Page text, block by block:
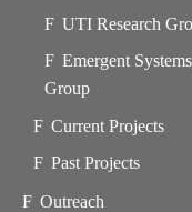
UTI Research
Emergent
Group
Current Projects
Past Projects
Outreach